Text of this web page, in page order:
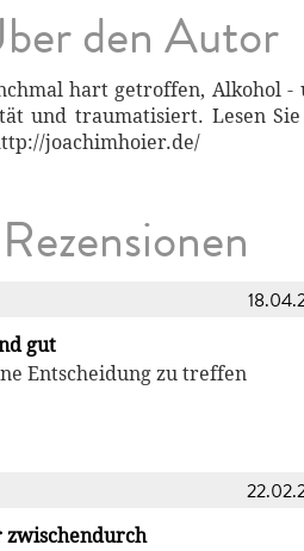
den Autor
hart getroffen, Alkohol -
und traumatisiert. Lesen
joachimhoier.de/
Rezensionen
gut
Entscheidung zu treffen
zwischendurch